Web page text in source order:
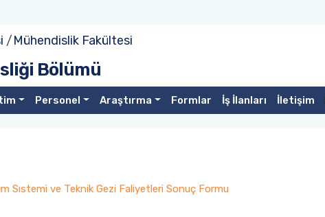
/Mühendislik Fakültesi
Bölümü
Personel Araştırma Formlar İş İlanları İletişim
Sıstemi ve Teknik Gezi Faliyetleri Sonuç Formu